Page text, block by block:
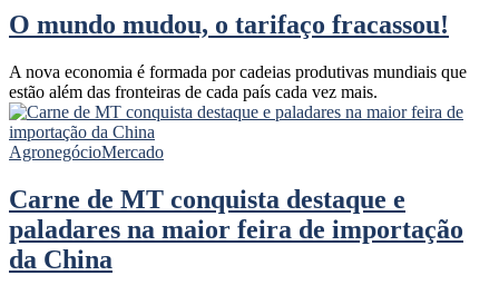
O mundo mudou, o tarifaço fracassou!
A nova economia é formada por cadeias produtivas mundiais que
estão além das fronteiras de cada país cada vez mais.
AgronegócioMercado
Carne de MT conquista destaque e
paladares na maior feira de importação
da China